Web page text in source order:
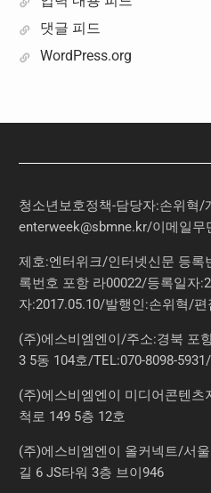
댓글 피드
WordPress.org
청소년보호정책-담당자:손위혁/
enterweek@sbmne.kr/이메일무
제호:엔터위크/인터넷신문 등록
록번호 포항 라00022/등록일자
자:2017.05.10/발행인:손위혁/편
(주)에스비엠엔이/주소:경북 포
3 5동 104호/TEL:070-8098-
(주)에스비엠엔이 미디어콘텐
척로 149 5층 12호
(주)에스비엠엔이 올커넥트/서
길 6 JS타워 3층 브이946